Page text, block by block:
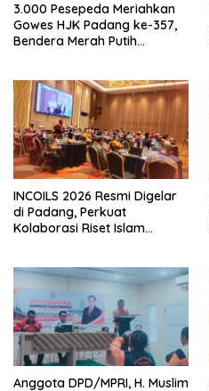
3.000 Pesepeda Meriahkan
Gowes HJK Padang ke-357,
Bendera Merah Putih
INCOILS 2026 Resmi Digelar
di Padang, Perkuat
Kolaborasi Riset Islam
Anggota DPD/MPRI, H. Muslim